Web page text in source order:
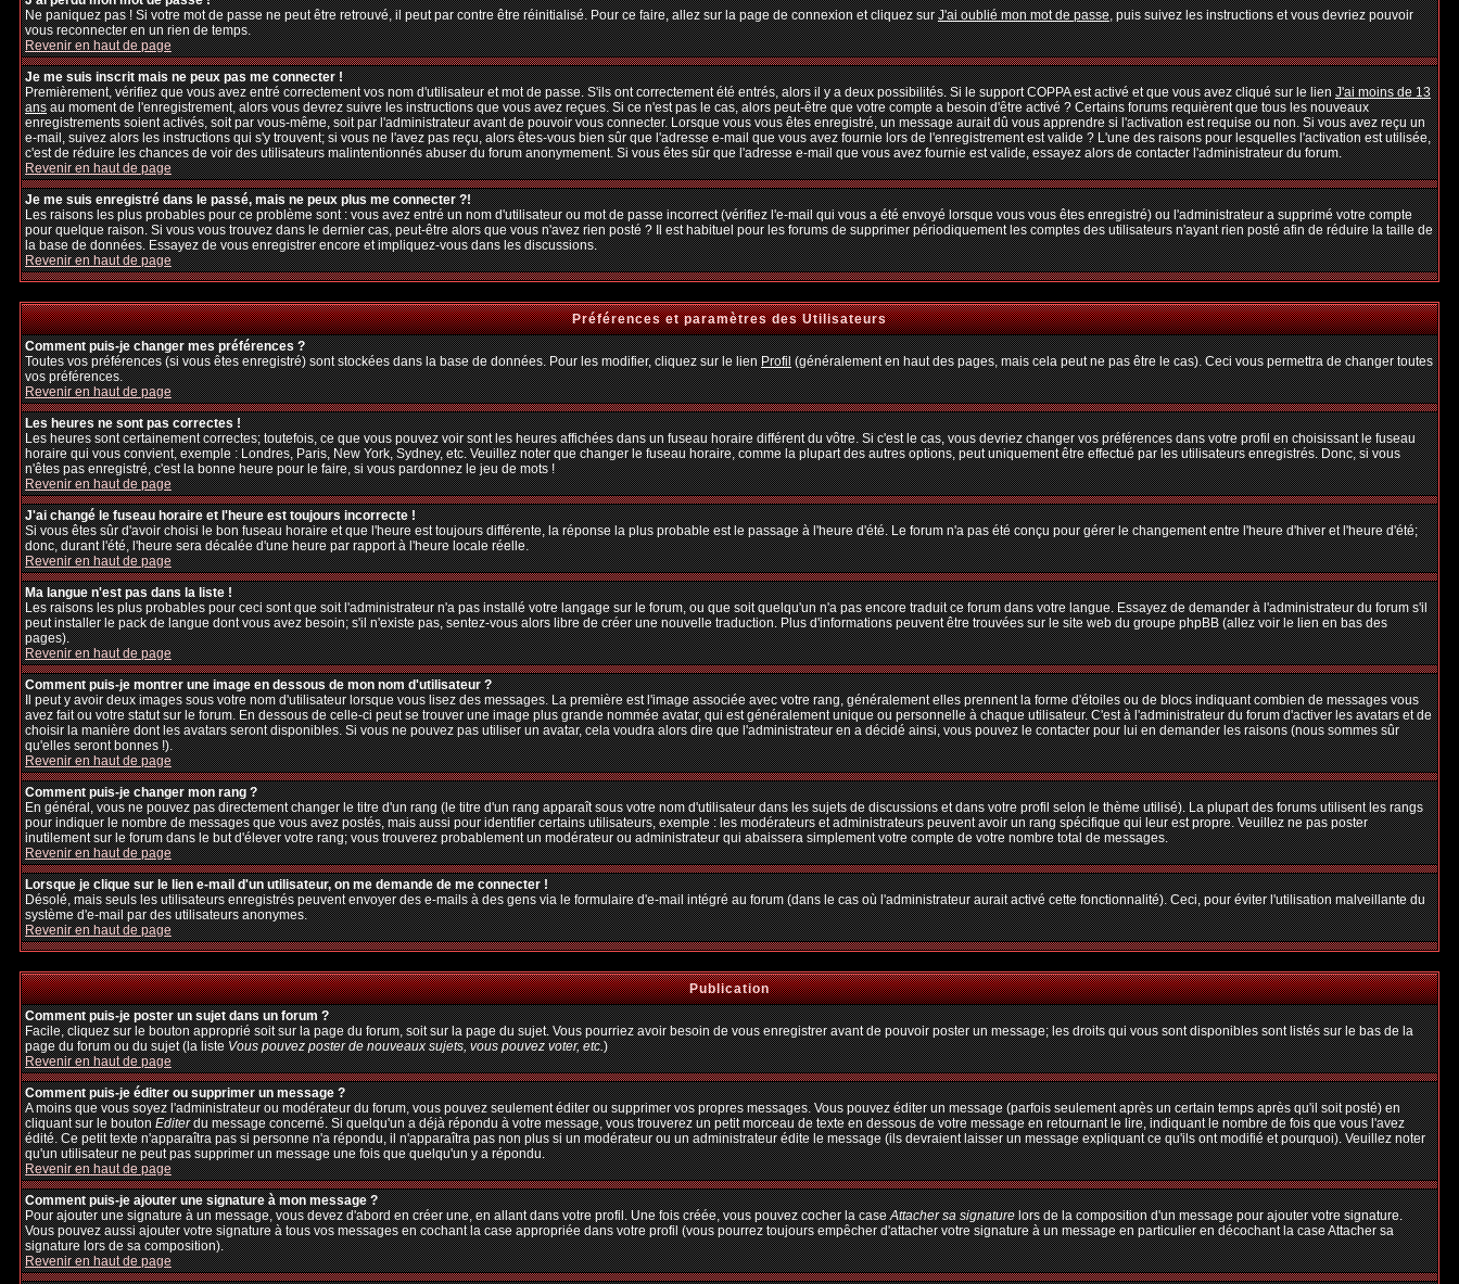
Ne paniquez pas ! Si votre mot de passe ne peut être retrouvé, il peut par contre être réinitialisé. Pour ce faire, allez sur la page de connexion et cliquez surJ'ai oublié mon mot de passe, puis suivez les instructions et vous devriez pouvoir
vous reconnecter en un rien de temps.
Revenir en haut de page
Je me suis inscrit mais ne peux pas me connecter !
Premièrement, vérifiez que vous avez entré correctement vos nom d'utilisateur et mot de passe. S'ils ont correctement été entrés, alors il y a deux possibilités. Si le support COPPA est activé et que vous avez cliqué sur le lienJ'ai moins de 13
ansau moment de l'enregistrement, alors vous devrez suivre les instructions que vous avez reçues. Si ce n'est pas le cas, alors peut-être que votre compte a besoin d'être activé ? Certains forums requièrent que tous les nouveaux
enregistrements soient activés, soit par vous-même, soit par l'administrateur avant de pouvoir vous connecter. Lorsque vous vous êtes enregistré, un message aurait dû vous apprendre si l'activation est requise ou non. Si vous avez reçu un
e-mail, suivez alors les instructions qui s'y trouvent; si vous ne l'avez pas reçu, alors êtes-vous bien sûr que l'adresse e-mail que vous avez fournie lors de l'enregistrement est valide ? L'une des raisons pour lesquelles l'activation est utilisée,
c'est de réduire les chances de voir des utilisateurs malintentionnés abuser du forum anonymement. Si vous êtes sûr que l'adresse e-mail que vous avez fournie est valide, essayez alors de contacter l'administrateur du forum.
Revenir en haut de page
Je me suis enregistré dans le passé, mais ne peux plus me connecter ?!
Les raisons les plus probables pour ce problème sont : vous avez entré un nom d'utilisateur ou mot de passe incorrect (vérifiez l'e-mail qui vous a été envoyé lorsque vous vous êtes enregistré) ou l'administrateur a supprimé votre compte
pour quelque raison. Si vous vous trouvez dans le dernier cas, peut-être alors que vous n'avez rien posté ? Il est habituel pour les forums de supprimer périodiquement les comptes des utilisateurs n'ayant rien posté afin de réduire la taille de
la base de données. Essayez de vous enregistrer encore et impliquez-vous dans les discussions.
Revenir en haut de page
Préférences et paramètres des Utilisateurs
Comment puis-je changer mes préférences ?
Toutes vos préférences (si vous êtes enregistré) sont stockées dans la base de données. Pour les modifier, cliquez sur le lienProfil(généralement en haut des pages, mais cela peut ne pas être le cas). Ceci vous permettra de changer toutes
vos préférences.
Revenir en haut de page
Les heures ne sont pas correctes !
Les heures sont certainement correctes; toutefois, ce que vous pouvez voir sont les heures affichées dans un fuseau horaire différent du vôtre. Si c'est le cas, vous devriez changer vos préférences dans votre profil en choisissant le fuseau
horaire qui vous convient, exemple : Londres, Paris, New York, Sydney, etc. Veuillez noter que changer le fuseau horaire, comme la plupart des autres options, peut uniquement être effectué par les utilisateurs enregistrés. Donc, si vous
n'êtes pas enregistré, c'est la bonne heure pour le faire, si vous pardonnez le jeu de mots !
Revenir en haut de page
J'ai changé le fuseau horaire et l'heure est toujours incorrecte !
Si vous êtes sûr d'avoir choisi le bon fuseau horaire et que l'heure est toujours différente, la réponse la plus probable est le passage à l'heure d'été. Le forum n'a pas été conçu pour gérer le changement entre l'heure d'hiver et l'heure d'été;
donc, durant l'été, l'heure sera décalée d'une heure par rapport à l'heure locale réelle.
Revenir en haut de page
Ma langue n'est pas dans la liste !
Les raisons les plus probables pour ceci sont que soit l'administrateur n'a pas installé votre langage sur le forum, ou que soit quelqu'un n'a pas encore traduit ce forum dans votre langue. Essayez de demander à l'administrateur du forum s'il
peut installer le pack de langue dont vous avez besoin; s'il n'existe pas, sentez-vous alors libre de créer une nouvelle traduction. Plus d'informations peuvent être trouvées sur le site web du groupe phpBB (allez voir le lien en bas des
pages).
Revenir en haut de page
Comment puis-je montrer une image en dessous de mon nom d'utilisateur ?
Il peut y avoir deux images sous votre nom d'utilisateur lorsque vous lisez des messages. La première est l'image associée avec votre rang, généralement elles prennent la forme d'étoiles ou de blocs indiquant combien de messages vous
avez fait ou votre statut sur le forum. En dessous de celle-ci peut se trouver une image plus grande nommée avatar, qui est généralement unique ou personnelle à chaque utilisateur. C'est à l'administrateur du forum d'activer les avatars et de
choisir la manière dont les avatars seront disponibles. Si vous ne pouvez pas utiliser un avatar, cela voudra alors dire que l'administrateur en a décidé ainsi, vous pouvez le contacter pour lui en demander les raisons (nous sommes sûr
qu'elles seront bonnes !).
Revenir en haut de page
Comment puis-je changer mon rang ?
En général, vous ne pouvez pas directement changer le titre d'un rang (le titre d'un rang apparaît sous votre nom d'utilisateur dans les sujets de discussions et dans votre profil selon le thème utilisé). La plupart des forums utilisent les rangs
pour indiquer le nombre de messages que vous avez postés, mais aussi pour identifier certains utilisateurs, exemple : les modérateurs et administrateurs peuvent avoir un rang spécifique qui leur est propre. Veuillez ne pas poster
inutilement sur le forum dans le but d'élever votre rang; vous trouverez probablement un modérateur ou administrateur qui abaissera simplement votre compte de votre nombre total de messages.
Revenir en haut de page
Lorsque je clique sur le lien e-mail d'un utilisateur, on me demande de me connecter !
Désolé, mais seuls les utilisateurs enregistrés peuvent envoyer des e-mails à des gens via le formulaire d'e-mail intégré au forum (dans le cas où l'administrateur aurait activé cette fonctionnalité). Ceci, pour éviter l'utilisation malveillante du
système d'e-mail par des utilisateurs anonymes.
Revenir en haut de page
Publication
Comment puis-je poster un sujet dans un forum ?
Facile, cliquez sur le bouton approprié soit sur la page du forum, soit sur la page du sujet. Vous pourriez avoir besoin de vous enregistrer avant de pouvoir poster un message; les droits qui vous sont disponibles sont listés sur le bas de la
page du forum ou du sujet (la listeVous pouvez poster de nouveaux sujets, vous pouvez voter, etc.)
Revenir en haut de page
Comment puis-je éditer ou supprimer un message ?
A moins que vous soyez l'administrateur ou modérateur du forum, vous pouvez seulement éditer ou supprimer vos propres messages. Vous pouvez éditer un message (parfois seulement après un certain temps après qu'il soit posté) en
cliquant sur le boutonEditerdu message concerné. Si quelqu'un a déjà répondu à votre message, vous trouverez un petit morceau de texte en dessous de votre message en retournant le lire, indiquant le nombre de fois que vous l'avez
édité. Ce petit texte n'apparaîtra pas si personne n'a répondu, il n'apparaîtra pas non plus si un modérateur ou un administrateur édite le message (ils devraient laisser un message expliquant ce qu'ils ont modifié et pourquoi). Veuillez noter
qu'un utilisateur ne peut pas supprimer un message une fois que quelqu'un y a répondu.
Revenir en haut de page
Comment puis-je ajouter une signature à mon message ?
Pour ajouter une signature à un message, vous devez d'abord en créer une, en allant dans votre profil. Une fois créée, vous pouvez cocher la caseAttacher sa signaturelors de la composition d'un message pour ajouter votre signature.
Vous pouvez aussi ajouter votre signature à tous vos messages en cochant la case appropriée dans votre profil (vous pourrez toujours empêcher d'attacher votre signature à un message en particulier en décochant la case Attacher sa
signature lors de sa composition).
Revenir en haut de page